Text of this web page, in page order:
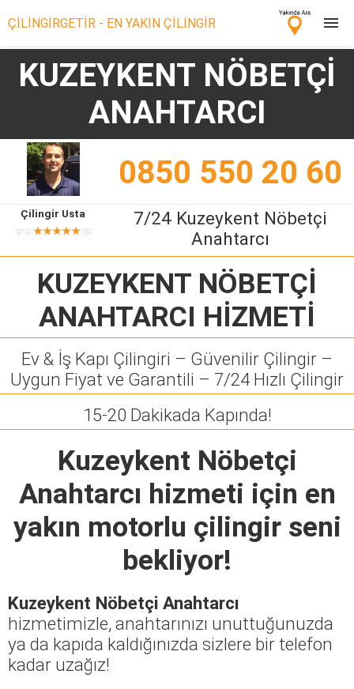
ÇİLİNGİRGETİR - EN YAKIN ÇİLİNGİR
Çilingir Ara
Çilingir misin? Bize Katıl!
KUZEYKENT NÖBETÇİ
ANAHTARCI
0850 550 20 60
Çilingir Usta
9/10 ★★★★★ 39
7/24 Kuzeykent Nöbetçi
Anahtarcı
KUZEYKENT NÖBETÇİ
ANAHTARCI HİZMETİ
Ev & İş Kapı Çilingiri – Güvenilir Çilingir –
Uygun Fiyat ve Garantili – 7/24 Hızlı Çilingir
15-20 Dakikada Kapında!
Kuzeykent Nöbetçi
Anahtarcı hizmeti için en
yakın motorlu çilingir seni
bekliyor!
Kuzeykent Nöbetçi Anahtarcı
hizmetimizle, anahtarınızı unuttuğunuzda
ya da kapıda kaldığınızda sizlere bir telefon
kadar uzağız!